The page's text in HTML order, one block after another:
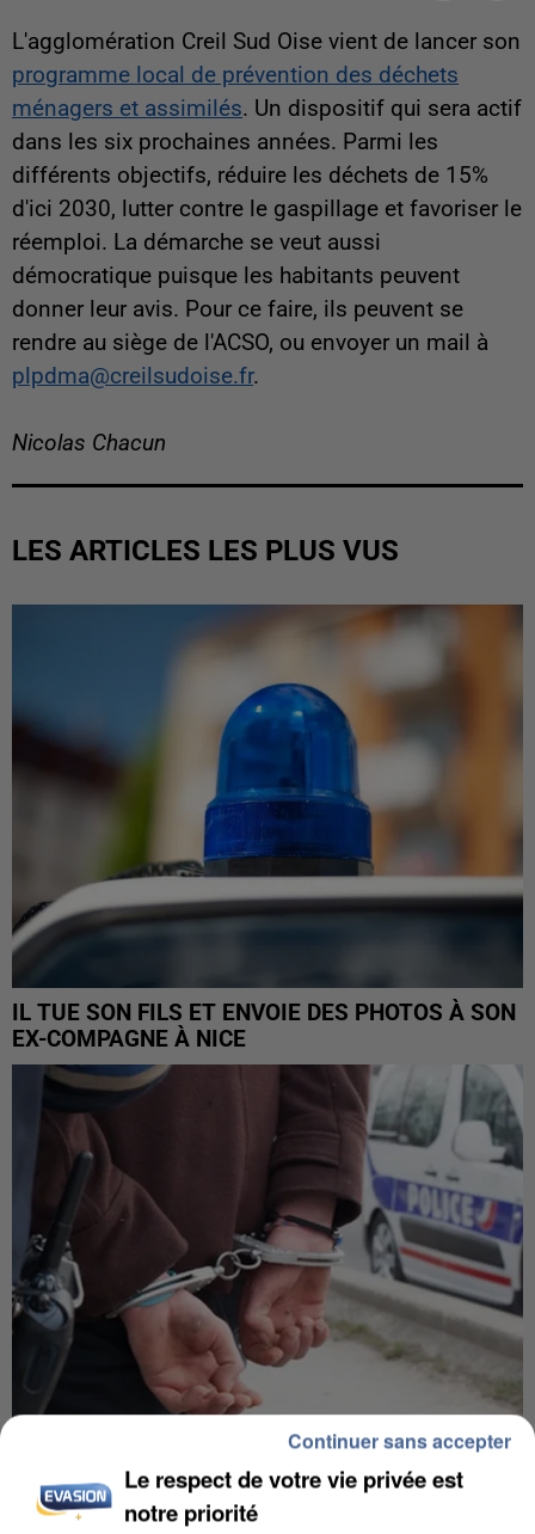
L'agglomération Creil Sud Oise vient de lancer son
programme local de prévention des déchets
ménagers et assimilés. Un dispositif qui sera actif
dans les six prochaines années. Parmi les
différents objectifs, réduire les déchets de 15%
d'ici 2030, lutter contre le gaspillage et favoriser le
réemploi. La démarche se veut aussi
démocratique puisque les habitants peuvent
donner leur avis. Pour ce faire, ils peuvent se
rendre au siège de l'ACSO, ou envoyer un mail à
plpdma@creilsudoise.fr.
Nicolas Chacun
LES ARTICLES LES PLUS VUS
IL TUE SON FILS ET ENVOIE DES PHOTOS À SON
EX-COMPAGNE À NICE
L’UN DES FONDATEURS SUPPOSÉS DE LA DZ
MAFIA INTERPELLÉ EN ALGÉRIE
Le respect de votre vie privée est
notre priorité
Continuer sans accepter